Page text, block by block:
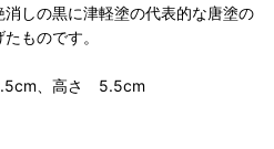
しの黒に津軽塗の代表的な唐塗の
ものです。
、高さ 5.5cm